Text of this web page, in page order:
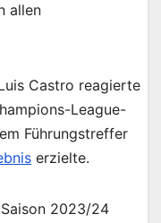
allen
Castro reagierte
League-
Führungstreffer
erzielte.
2023/24